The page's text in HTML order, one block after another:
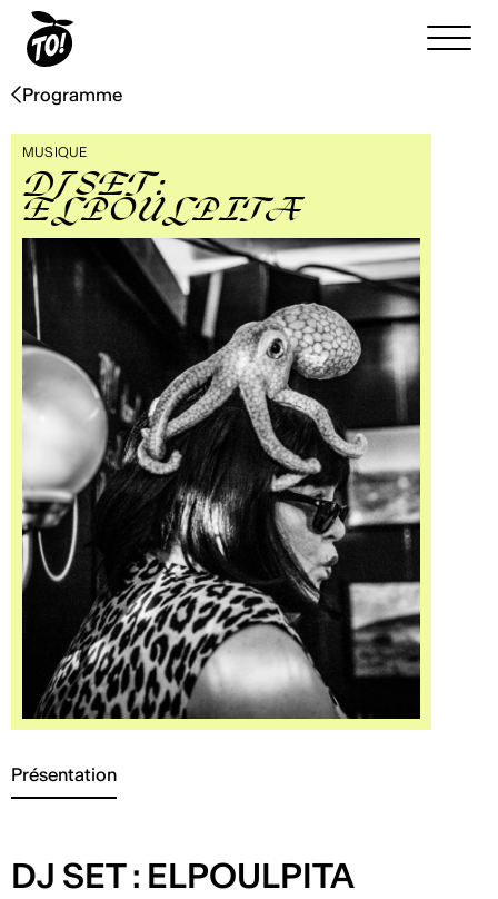
Programme
MUSIQUE
DJ SET :
ELPOULPITA
Présentation
DJ SET : ELPOULPITA